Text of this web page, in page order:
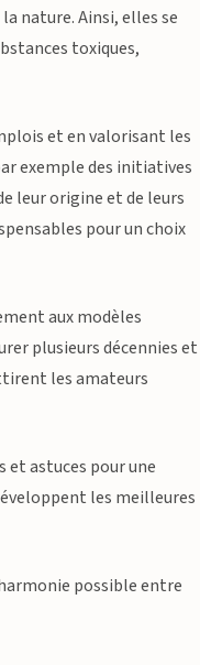
nature. Ainsi, elles se
toxiques,
et en valorisant les
exemple des initiatives
leur origine et de leurs
pour un choix
aux modèles
plusieurs décennies et
les amateurs
et astuces pour une
les meilleures
possible entre